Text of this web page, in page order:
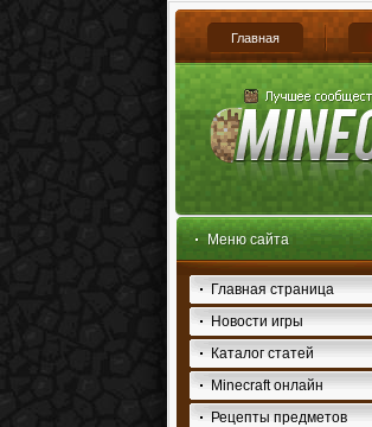
Главная
Меню сайта
Главная страница
Новости игры
Каталог статей
Minecraft онлайн
Рецепты предметов